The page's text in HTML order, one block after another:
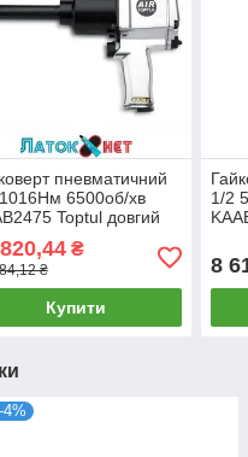
пневматичний
6500об/хв
Toptul довгий
₴
₴
Купити
1/2
8